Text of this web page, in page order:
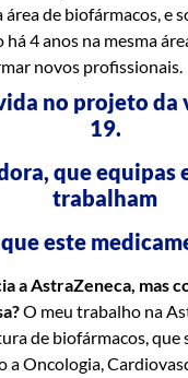
de biofármacos, e
4 anos na mesma
novos profissionais.
no projeto
19.
que
trabalham
este
a AstraZeneca,
O meu trabalho na
de biofármacos,
Oncologia,